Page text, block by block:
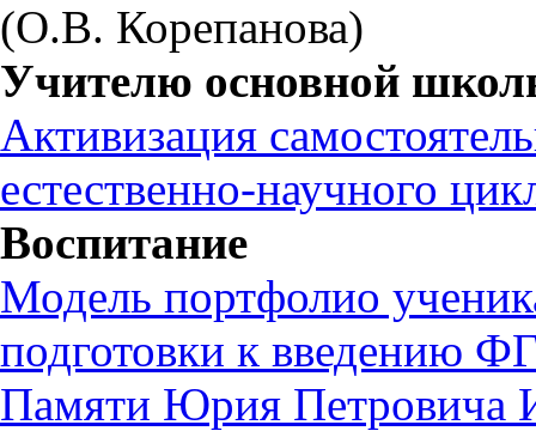
(О.В. Корепанова)
Учителю основной
Активизация
естественно-научного
Воспитание
Модель портфолио
подготовки к введению
Памяти Юрия Петровича